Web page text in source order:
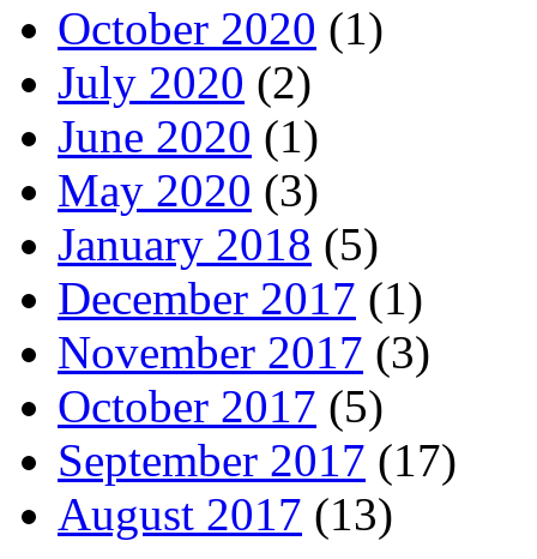
October 2020 (1)
July 2020 (2)
June 2020 (1)
May 2020 (3)
January 2018 (5)
December 2017 (1)
November 2017 (3)
October 2017 (5)
September 2017 (17)
August 2017 (13)